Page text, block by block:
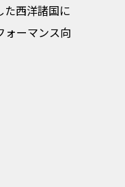
た西洋諸国に
ォーマンス向